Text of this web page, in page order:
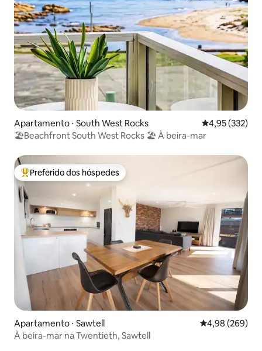
Apartamento ⋅ South West Rocks 4,95 de uma
4,95 (332)
🏖Beachfront South West Rocks 🏖 À beira-mar
Entre os melhores preferidos dos hóspedes
Preferido dos hóspedes
Apartamento ⋅ Sawtell 4,98 de uma
4,98 (269)
À beira-mar na Twentieth, Sawtell